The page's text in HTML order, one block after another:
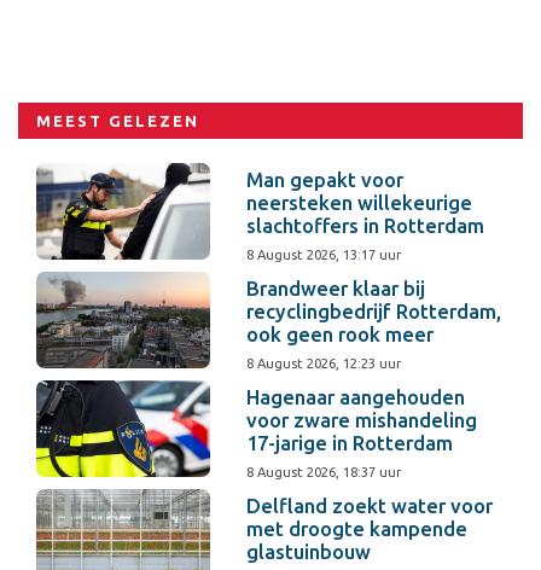
MEEST GELEZEN
Man gepakt voor
neersteken willekeurige
slachtoffers in Rotterdam
8 August 2026, 13:17 uur
Brandweer klaar bij
recyclingbedrijf Rotterdam,
ook geen rook meer
8 August 2026, 12:23 uur
Hagenaar aangehouden
voor zware mishandeling
17-jarige in Rotterdam
8 August 2026, 18:37 uur
Delfland zoekt water voor
met droogte kampende
glastuinbouw